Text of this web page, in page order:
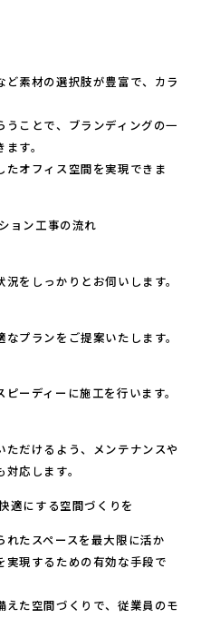
素材の選択肢が豊富で、カラ
ことで、ブランディングの一
す。
たオフィス空間を実現できま
ョン工事の流れ
をしっかりとお伺いします。
プランをご提案いたします。
ーディーに施工を行います。
だけるよう、メンテナンスや
応します。
適にする空間づくりを
たスペースを最大限に活か
実現するための有効な手段で
えた空間づくりで、従業員のモ